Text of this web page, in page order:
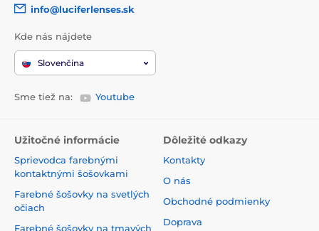
info@luciferlenses.sk
Kde nás nájdete
Slovenčina
Sme tiež na: Youtube
Užitočné informácie
Sprievodca farebnými
kontaktnými šošovkami
Farebné šošovky na svetlých
očiach
Farebné šošovky na tmavých
Dôležité odkazy
Kontakty
O nás
Obchodné podmienky
Doprava